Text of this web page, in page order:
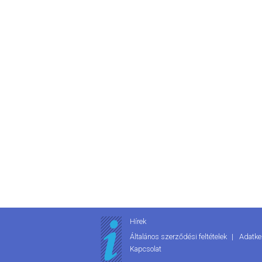
Hírek
Általános szerződési feltételek
Kapcsolat